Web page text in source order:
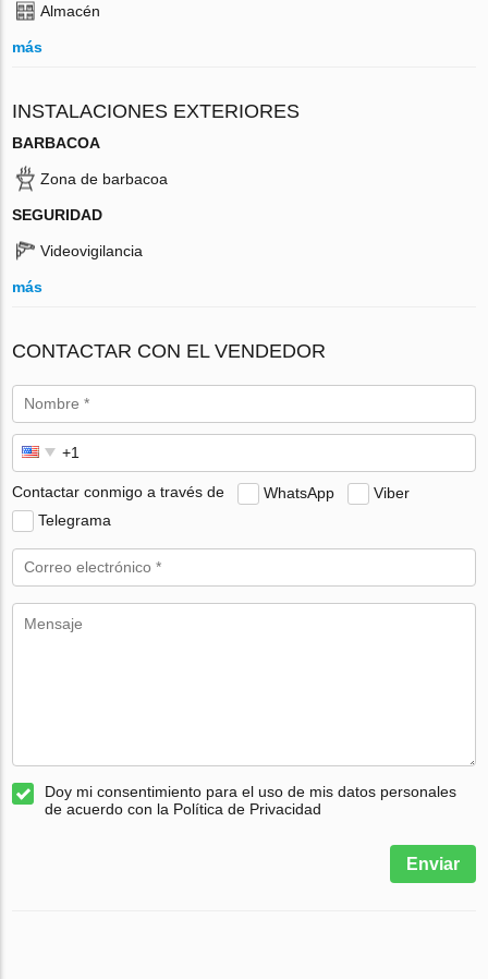
Almacén
más
INSTALACIONES EXTERIORES
BARBACOA
Zona de barbacoa
SEGURIDAD
Videovigilancia
más
CONTACTAR CON EL VENDEDOR
Contactar conmigo a través de WhatsApp
Viber
Telegrama
Doy mi consentimiento para el uso de mis datos personales
de acuerdo con la Política de Privacidad
Enviar